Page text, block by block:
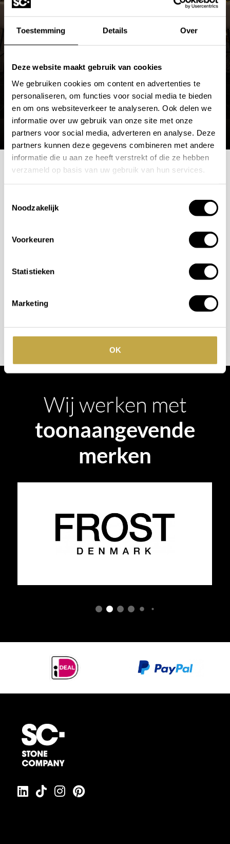
Toestemming Details Over
Deze website maakt gebruik van cookies
We gebruiken cookies om content en advertenties te
personaliseren, om functies voor social media te bieden
en om ons websiteverkeer te analyseren. Ook delen we
informatie over uw gebruik van onze site met onze
partners voor social media, adverteren en analyse. Deze
partners kunnen deze gegevens combineren met andere
informatie die u aan ze heeft verstrekt of die ze hebben
verzameld op basis van uw gebruik van hun services.
Noodzakelijk
Voorkeuren
Statistieken
Marketing
OK
MEER OVER DE SHOWROOM
Mogelijkheden
Wilt u ook iedere dag genieten van een luxe badkamer?
Wij werken met
toonaangevende
merken